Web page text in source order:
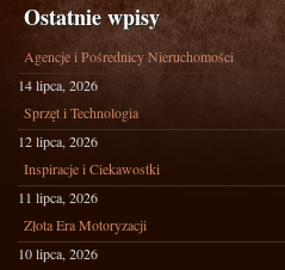
Ostatnie wpisy
Agencje i Pośrednicy Nieruchomości
14 lipca, 2026
Sprzęt i Technologia
12 lipca, 2026
Inspiracje i Ciekawostki
11 lipca, 2026
Złota Era Motoryzacji
10 lipca, 2026